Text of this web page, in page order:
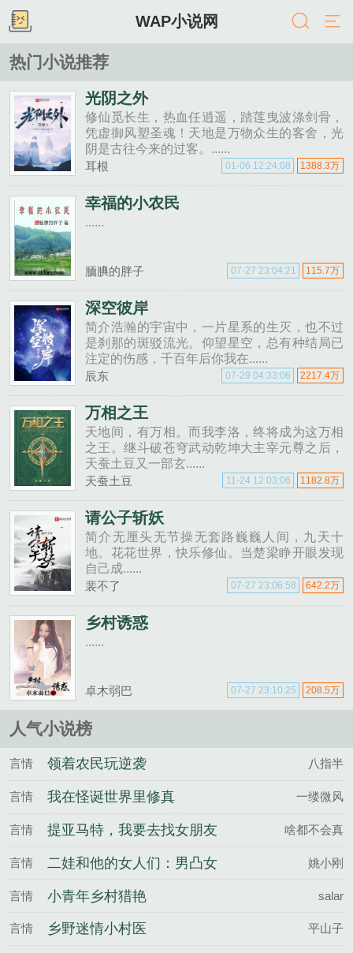
WAP小说网
热门小说推荐
光阴之外
修仙觅长生，热血任逍遥，踏莲曳波涤剑骨，
凭虚御风塑圣魂！天地是万物众生的客舍，光
阴是古往今来的过客。......
耳根 1388.3万
01-06 12:24:08
幸福的小农民
......
腼腆的胖子 115.7万
07-27 23:04:21
深空彼岸
简介浩瀚的宇宙中，一片星系的生灭，也不过
是刹那的斑驳流光。仰望星空，总有种结局已
注定的伤感，千百年后你我在......
辰东 2217.4万
07-29 04:33:06
万相之王
天地间，有万相。而我李洛，终将成为这万相
之王。继斗破苍穹武动乾坤大主宰元尊之后，
天蚕土豆又一部玄......
天蚕土豆 1182.8万
11-24 12:03:06
请公子斩妖
简介无厘头无节操无套路巍巍人间，九天十
地。花花世界，快乐修仙。当楚梁睁开眼发现
自己成......
裴不了 642.2万
07-27 23:06:58
乡村诱惑
......
卓木弱巴 208.5万
07-27 23:10:25
人气小说榜
言情 领着农民玩逆袭 八指半
言情 我在怪诞世界里修真 一缕微风
言情
提亚马特，我要去找女朋友
了！
啥都不会真
言情
二娃和他的女人们：男凸女
凹
姚小刚
言情 小青年乡村猎艳 salar
言情 乡野迷情小村医 平山子